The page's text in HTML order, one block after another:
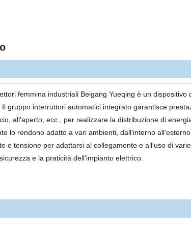
femmina industriali Beigang Yueqing è un
gruppo interruttori automatici integrato garantisce
all'aperto, ecc., per realizzare la distribuzione di
lo rendono adatto a vari ambienti, dall'interno
e tensione per adattarsi al collegamento e all'uso di
e la praticità dell'impianto elettrico.